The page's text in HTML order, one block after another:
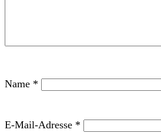
Name *
E-Mail-Adresse *